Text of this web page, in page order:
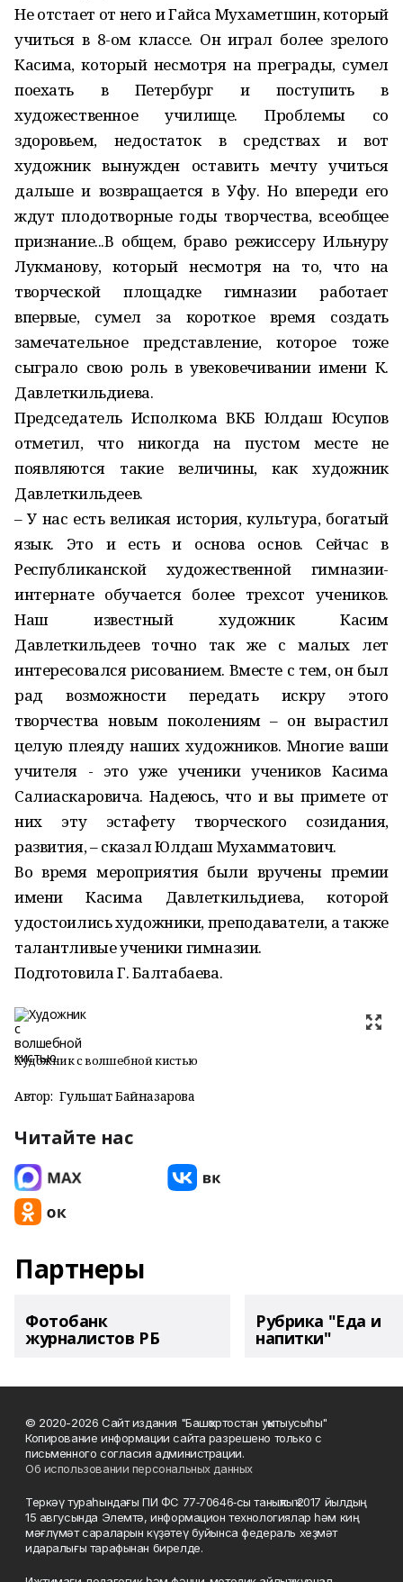
Не отстает от него и Гайса Мухаметшин, который
учиться в 8-ом классе. Он играл более зрелого
Касима, который несмотря на преграды, сумел
поехать в Петербург и поступить в
художественное училище. Проблемы со
здоровьем, недостаток в средствах и вот
художник вынужден оставить мечту учиться
дальше и возвращается в Уфу. Но впереди его
ждут плодотворные годы творчества, всеобщее
признание...В общем, браво режиссеру Ильнуру
Лукманову, который несмотря на то, что на
творческой площадке гимназии работает
впервые, сумел за короткое время создать
замечательное представление, которое тоже
сыграло свою роль в увековечивании имени К.
Давлеткильдиева.
Председатель Исполкома ВКБ Юлдаш Юсупов
отметил, что никогда на пустом месте не
появляются такие величины, как художник
Давлеткильдеев.
– У нас есть великая история, культура, богатый
язык. Это и есть и основа основ. Сейчас в
Республиканской художественной гимназии-
интернате обучается более трехсот учеников.
Наш известный художник Касим
Давлеткильдеев точно так же с малых лет
интересовался рисованием. Вместе с тем, он был
рад возможности передать искру этого
творчества новым поколениям – он вырастил
целую плеяду наших художников. Многие ваши
учителя - это уже ученики учеников Касима
Салиаскаровича. Надеюсь, что и вы примете от
них эту эстафету творческого созидания,
развития, – сказал Юлдаш Мухамматович.
Во время мероприятия были вручены премии
имени Касима Давлеткильдиева, которой
удостоились художники, преподаватели, а также
талантливые ученики гимназии.
Подготовила Г. Балтабаева.
Художник с волшебной кистью
Автор: Гульшат Байназарова
Читайте нас
Партнеры
Фотобанк
журналистов РБ
Рубрика "Еда и
напитки"
© 2020-2026 Сайт издания "Башҡортостан уҡытыусыһы"
Копирование информации сайта разрешено только с
письменного согласия администрации.
Об использовании персональных данных
Теркәү тураһындағы ПИ ФС 77‑70646‑сы таныҡлыҡ 2017 йылдың
15 авгусында Элемтә, информацион технологиялар һәм киң
мәғлүмәт сараларын күҙәтеү буйынса федераль хеҙмәт
идаралығы тарафынан бирелде.